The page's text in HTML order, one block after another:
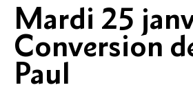
Mardi 25
Conversion
Paul